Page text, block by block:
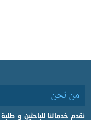
من نحن
نقدم خدماتنا للباحثين و